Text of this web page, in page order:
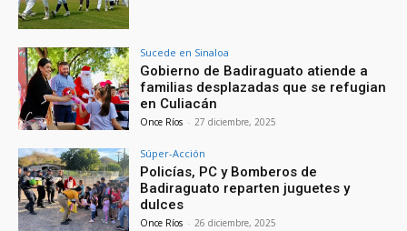
Sucede en Sinaloa
Gobierno de Badiraguato atiende a
familias desplazadas que se refugian
en Culiacán
Once Ríos - 27 diciembre, 2025
Súper-Acción
Policías, PC y Bomberos de
Badiraguato reparten juguetes y
dulces
Once Ríos - 26 diciembre, 2025